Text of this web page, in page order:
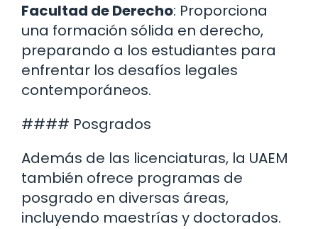
Facultad de Derecho: Proporciona
una formación sólida en derecho,
preparando a los estudiantes para
enfrentar los desafíos legales
contemporáneos.
#### Posgrados
Además de las licenciaturas, la UAEM
también ofrece programas de
posgrado en diversas áreas,
incluyendo maestrías y doctorados.